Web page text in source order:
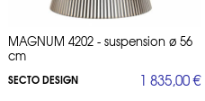
MAGNUM 4202 - suspension ø 56
cm
SECTO DESIGN 1 835,00 €